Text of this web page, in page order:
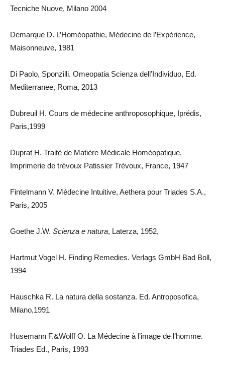
Tecniche Nuove, Milano 2004
Demarque D. L’Homéopathie, Médecine de l’Expérience,
Maisonneuve, 1981
Di Paolo, Sponzilli. Omeopatia Scienza dell’Individuo, Ed.
Mediterranee, Roma, 2013
Dubreuil H. Cours de médecine anthroposophique, Iprédis,
Paris,1999
Duprat H. Traitè de Matière Médicale Homéopatique.
Imprimerie de trévoux Patissier Trévoux, France, 1947
Fintelmann V. Médecine Intuitive, Aethera pour Triades S.A.,
Paris, 2005
Goethe J.W. Scienza e natura, Laterza, 1952,
Hartmut Vogel H. Finding Remedies. Verlags GmbH Bad Boll,
1994
Hauschka R. La natura della sostanza. Ed. Antroposofica,
Milano,1991
Husemann F.&Wolff O. La Médecine à l’image de l’homme.
Triades Ed., Paris, 1993